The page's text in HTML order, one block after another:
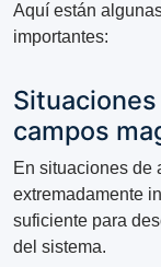
Aquí están
importantes:
campos
En situaciones de
extremadamente
suficiente para
del sistema.